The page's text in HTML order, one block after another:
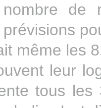
de
même les
leur
tous